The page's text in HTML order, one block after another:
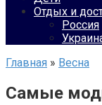
Отдых и
Россия
Главная » Весна
Самые